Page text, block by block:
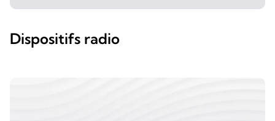
Dispositifs radio